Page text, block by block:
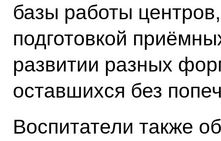
базы работы
подготовкой
развитии разных
оставшихся без
Воспитатели также